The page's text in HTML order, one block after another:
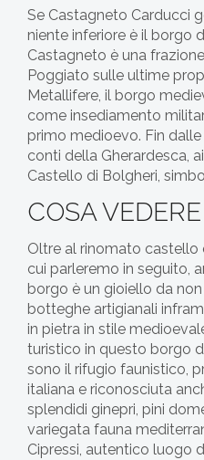
Se Castagneto Carducci
niente inferiore è il borgo
Castagneto è una
Poggiato sulle ultime
Metallifere, il borgo
come insediamento
primo medioevo. Fin
conti della Gherardesca,
Castello di Bolgheri,
COSA
Oltre al rinomato castello
cui parleremo in seguito,
borgo è un gioiello da
botteghe artigianali
in pietra in stile
turistico in questo borgo
sono il rifugio faunistico,
italiana e riconosciuta
splendidi ginepri, pini
variegata fauna
Cipressi, autentico luogo